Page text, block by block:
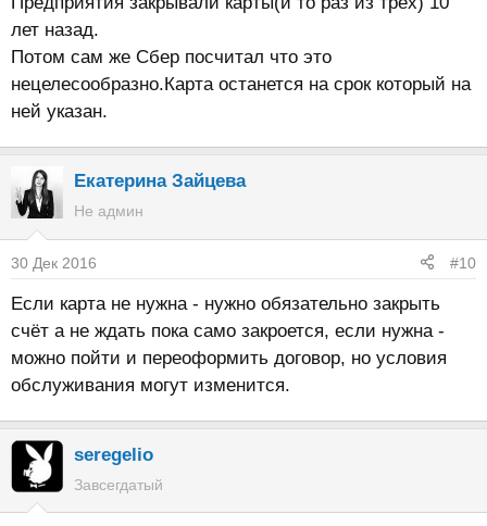
лет назад.
Потом сам же Сбер посчитал что это
нецелесообразно.Карта останется на срок который на
ней указан.
Екатерина Зайцева
Не админ
30 Дек 2016 #10
Если карта не нужна - нужно обязательно закрыть
счёт а не ждать пока само закроется, если нужна -
можно пойти и переоформить договор, но условия
обслуживания могут изменится.
seregelio
Завсегдатый